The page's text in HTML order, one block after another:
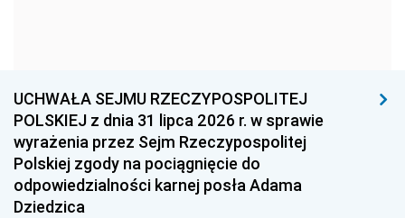
1954 1953 1952
1951 1950 1949
1948 1947
1939
UCHWAŁA SEJMU RZECZYPOSPOLITEJ
POLSKIEJ z dnia 31 lipca 2026 r. w sprawie
wyrażenia przez Sejm Rzeczypospolitej
Polskiej zgody na pociągnięcie do
odpowiedzialności karnej posła Adama
Dziedzica